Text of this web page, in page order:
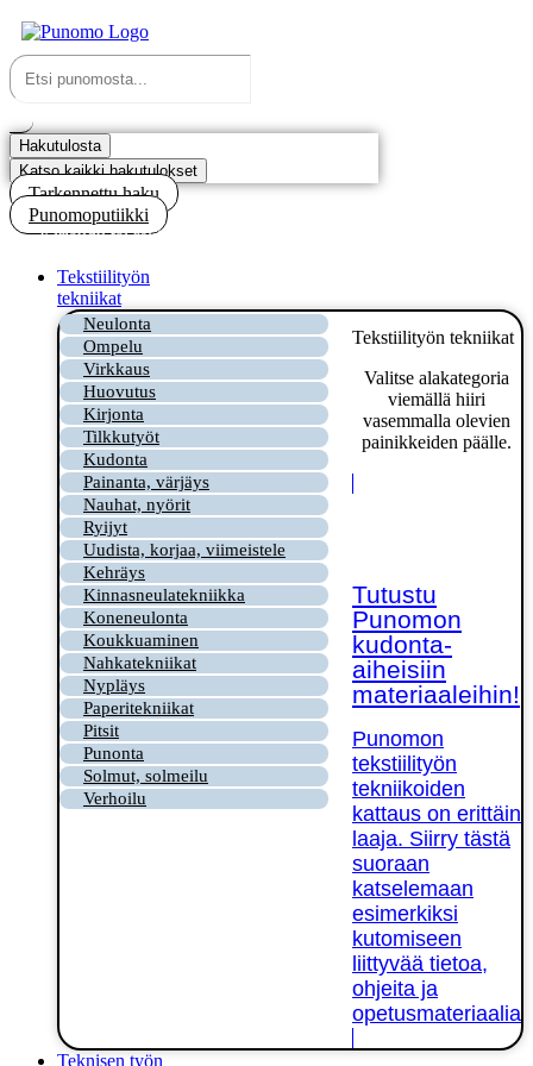
Mene
sisältöön
Search
...
Hakutulosta
Katso kaikki hakutulokset
Tarkennettu haku
Punomoputiikki
Kirjaudu tai rekisteröidy
Tekstiilityön
tekniikat
Neulonta
Ompelu
Virkkaus
Huovutus
Kirjonta
Tilkkutyöt
Kudonta
Painanta, värjäys
Nauhat, nyörit
Ryijyt
Uudista, korjaa, viimeistele
Kehräys
Kinnasneulatekniikka
Koneneulonta
Koukkuaminen
Nahkatekniikat
Nypläys
Paperitekniikat
Pitsit
Punonta
Solmut, solmeilu
Verhoilu
Tekstiilityön tekniikat
Valitse alakategoria
viemällä hiiri
vasemmalla olevien
painikkeiden päälle.
Tutustu
Punomon
kudonta-
aiheisiin
materiaaleihin!
Punomon
tekstiilityön
tekniikoiden
kattaus on erittäin
laaja. Siirry tästä
suoraan
katselemaan
esimerkiksi
kutomiseen
liittyvää tietoa,
ohjeita ja
opetusmateriaalia!
Teknisen työn